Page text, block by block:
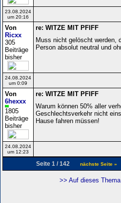
23.08.2024
um 20:16
Von
Ricxx
305
Beiträge
bisher
re: WITZE MIT PFIFF
Muss nicht gelöscht werden,
Person absolut neutral und
24.08.2024
um 0:09
Von
6hexxx
1805
Beiträge
bisher
re: WITZE MIT PFIFF
Warum können 50% aller
Geschlechtsverkehr nicht
Hause fahren müssen!
24.08.2024
um 12:23
Seite 1 / 142 nächste Seite »
>> Auf dieses